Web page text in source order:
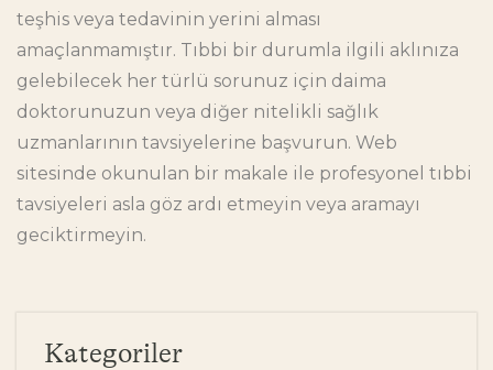
teşhis veya tedavinin yerini alması
amaçlanmamıştır. Tıbbi bir durumla ilgili aklınıza
gelebilecek her türlü sorunuz için daima
doktorunuzun veya diğer nitelikli sağlık
uzmanlarının tavsiyelerine başvurun. Web
sitesinde okunulan bir makale ile profesyonel tıbbi
tavsiyeleri asla göz ardı etmeyin veya aramayı
geciktirmeyin.
Kategoriler